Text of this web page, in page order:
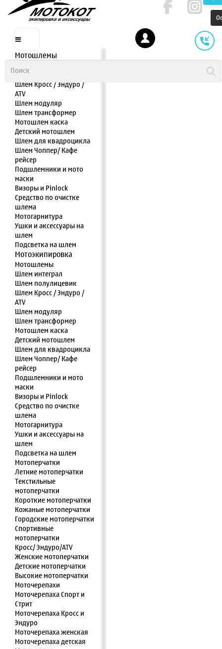
Мотошлемы
Шлем полулицевик
Шлем Кросс / Эндуро /
ATV
Шлем модуляр
Шлем трансформер
Мотошлем каска
Детский мотошлем
Шлем для квадроцикла
Шлем Чоппер/ Кафе
рейсер
Подшлемники и мото
маски
Визоры и Pinlock
Средство по очистке
шлема
Мотогарнитура
Ушки и аксессуары на
шлем
Подсветка на шлем
Мотоэкипировка
Мотошлемы
Шлем интеграл
Шлем полулицевик
Шлем Кросс / Эндуро /
ATV
Шлем модуляр
Шлем трансформер
Мотошлем каска
Детский мотошлем
Шлем для квадроцикла
Шлем Чоппер/ Кафе
рейсер
Подшлемники и мото
маски
Визоры и Pinlock
Средство по очистке
шлема
Мотогарнитура
Ушки и аксессуары на
шлем
Подсветка на шлем
Мотоперчатки
Летние мотоперчатки
Текстильные
мотоперчатки
Короткие мотоперчатки
Кожаные мотоперчатки
Городские мотоперчатки
Спортивные
мотоперчатки
Кросс/ Эндуро/ATV
Женские мотоперчатки
Детские мотоперчатки
Высокие мотоперчатки
Моточерепахи
Моточерепаха Спорт и
Стрит
Моточерепаха Кросс и
Эндуро
Моточерепаха женская
Моточерепаха детская